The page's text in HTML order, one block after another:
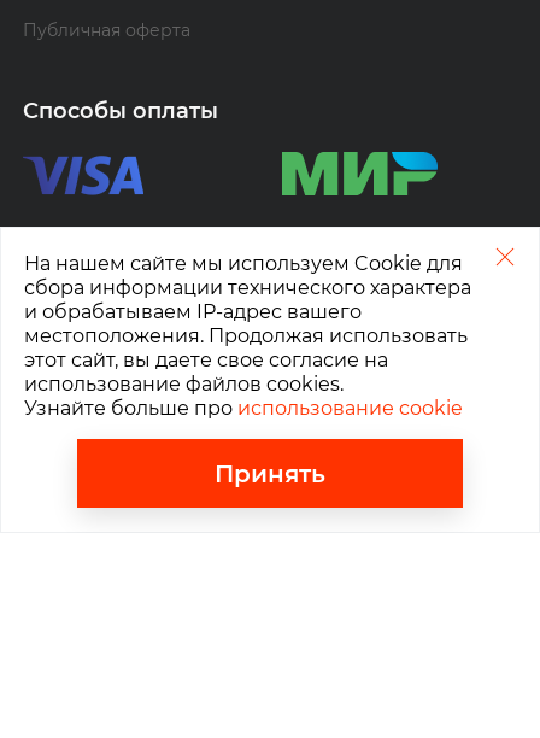
Публичная оферта
Способы оплаты
Расчетный счет
Контакты
На нашем сайте мы используем Cookie для
сбора информации технического характера
и обрабатываем IP-адрес вашего
местоположения. Продолжая использовать
этот сайт, вы даете свое согласие на
использование файлов cookies.
Узнайте больше про использование cookie
Принять